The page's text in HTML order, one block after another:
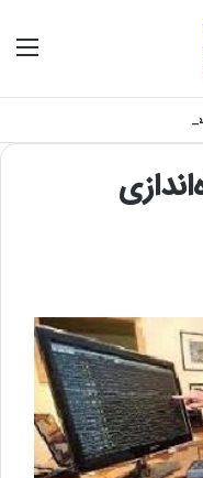
می‌شود